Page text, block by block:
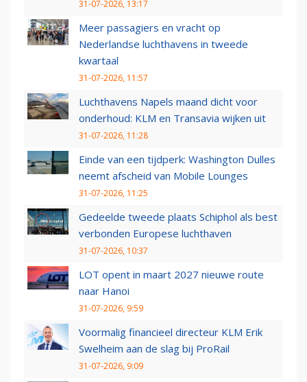
31-07-2026, 13:17
Meer passagiers en vracht op
Nederlandse luchthavens in tweede
kwartaal
31-07-2026, 11:57
Luchthavens Napels maand dicht voor
onderhoud: KLM en Transavia wijken uit
31-07-2026, 11:28
Einde van een tijdperk: Washington Dulles
neemt afscheid van Mobile Lounges
31-07-2026, 11:25
Gedeelde tweede plaats Schiphol als best
verbonden Europese luchthaven
31-07-2026, 10:37
LOT opent in maart 2027 nieuwe route
naar Hanoi
31-07-2026, 9:59
Voormalig financieel directeur KLM Erik
Swelheim aan de slag bij ProRail
31-07-2026, 9:09